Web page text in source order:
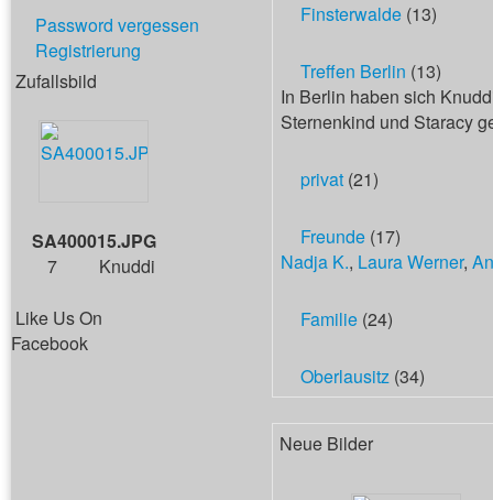
Password vergessen
Registrierung
Zufallsbild
SA400015.JPG
7
Knuddi
Like Us On
Facebook
Finsterwalde (13)
Treffen Berlin (13)
In Berlin haben sich
Sternenkind und Staracy
privat (21)
Freunde (17)
Nadja K., Laura Werner,
Familie (24)
Oberlausitz (34)
Neue Bilder